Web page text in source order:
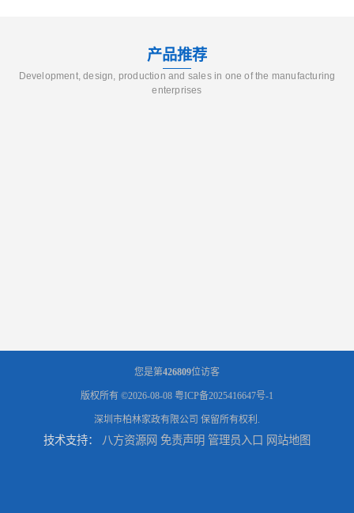
产品推荐
Development, design, production and sales in one of the manufacturing
enterprises
您是第426809位访客
版权所有 ©2026-08-08 粤ICP备2025416647号-1
深圳市柏林家政有限公司 保留所有权利.
技术支持： 八方资源网 免责声明 管理员入口 网站地图